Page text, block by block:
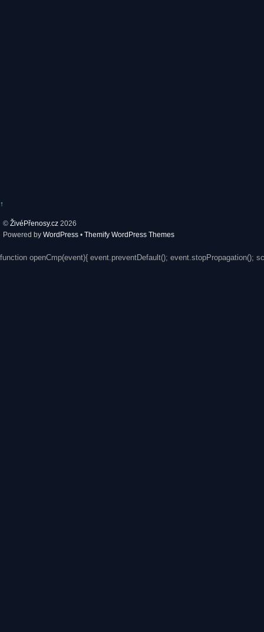
↑
© ŽivéPřenosy.cz 2026
Powered by WordPress • Themify WordPress Themes
function openCmp(event){ event.preventDefault(); event.stopPropagation();